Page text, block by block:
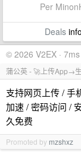
Per
Deals
© 2026 V2EX ·
蒲公英 - 🚀上传App→
支持网页上传 / 手
加速 / 密码访问 /
久免费
Promoted by mzshxz